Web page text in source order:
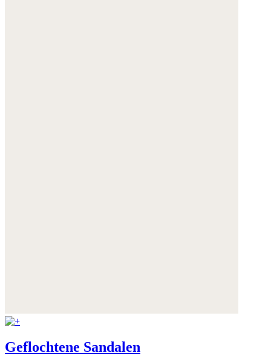
Geflochtene Sandalen